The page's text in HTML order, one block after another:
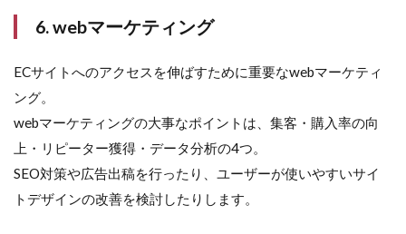
3.5
チタ
スク
なせ
4
EC
サ
6. webマーケティング
ECサイトへのアクセスを伸ばすために重要なwebマーケティ
ング。
webマーケティングの大事なポイントは、集客・購入率の向
上・リピーター獲得・データ分析の4つ。
SEO対策や広告出稿を行ったり、ユーザーが使いやすいサイ
トデザインの改善を検討したりします。